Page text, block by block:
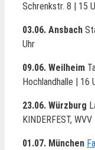
Schrenkstr. 8 | 15
03.06. Ansbach
Uhr
09.06. Weilheim
Hochlandhalle | 16
23.06. Würzburg
KINDERFEST, WVV
01.07. München